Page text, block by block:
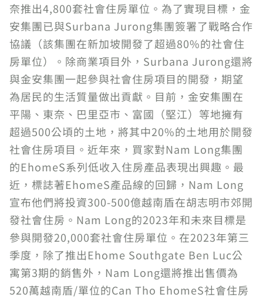
奈推出4,800套社會住房單位。為了實現目標，金
安集團已與Surbana Jurong集團簽署了戰略合作
協議（該集團在新加坡開發了超過80%的社會住
房單位）。除商業項目外，Surbana Jurong還將
與金安集團一起參與社會住房項目的開發，期望
為居民的生活質量做出貢獻。目前，金安集團在
平陽、東奈、巴里亞市、富國（堅江）等地擁有
超過500公頃的土地，將其中20%的土地用於開發
社會住房項目。近年來，買家對Nam Long集團
的EhomeS系列低收入住房產品表現出興趣。最
近，標誌著EhomeS產品線的回歸，Nam Long
宣布他們將投資300-500億越南盾在胡志明市郊開
發社會住房。Nam Long的2023年和未來目標是
參與開發20,000套社會住房單位。在2023年第三
季度，除了推出Ehome Southgate Ben Luc公
寓第3期的銷售外，Nam Long還將推出售價為
520萬越南盾/單位的Can Tho EhomeS社會住房